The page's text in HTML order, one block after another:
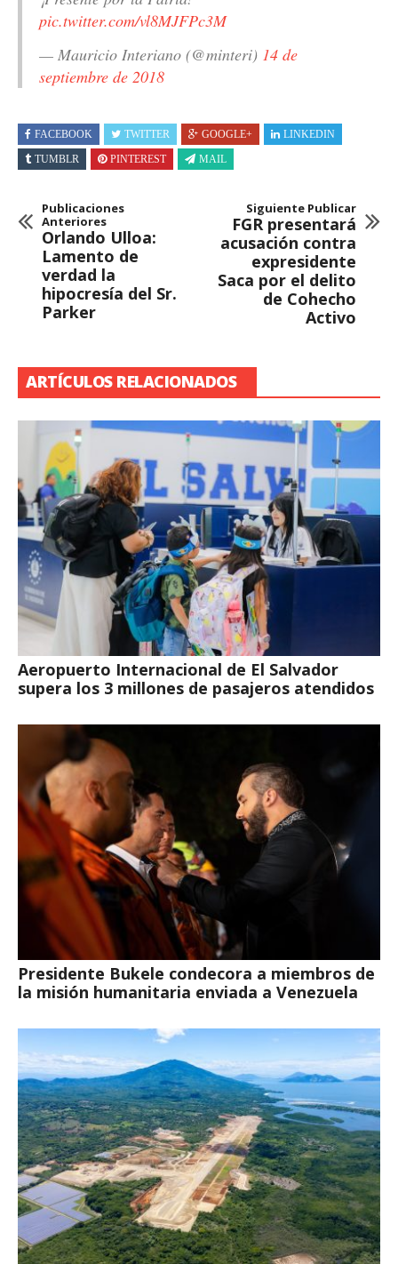
pic.twitter.com/vl8MJFPc3M
— Mauricio Interiano (@minteri) 14 de
septiembre de 2018
FACEBOOK TWITTER GOOGLE+
LINKEDIN
TUMBLR
PINTEREST MAIL
Publicaciones
Anteriores
Orlando Ulloa:
Lamento de
verdad la
hipocresía del Sr.
Parker
Siguiente Publicar
FGR presentará
acusación contra
expresidente
Saca por el delito
de Cohecho
Activo
ARTÍCULOS RELACIONADOS
Aeropuerto Internacional de El Salvador
supera los 3 millones de pasajeros atendidos
Presidente Bukele condecora a miembros de
la misión humanitaria enviada a Venezuela